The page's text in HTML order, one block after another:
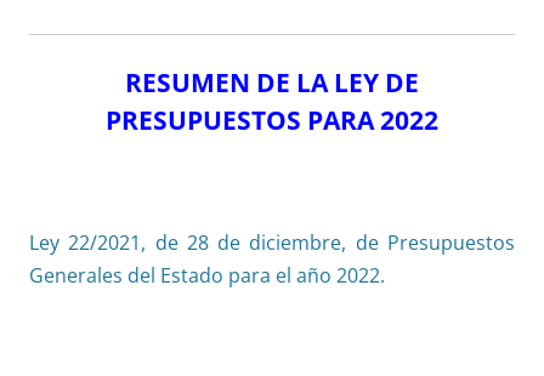
RESUMEN DE LA LEY DE
PRESUPUESTOS PARA 2022
Ley 22/2021, de 28 de diciembre, de Presupuestos
Generales del Estado para el año 2022.